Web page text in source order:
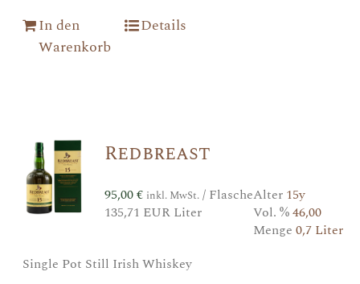
In den
Warenkorb
Details
Redbreast
95,00€ inkl. MwSt. / Flasche
135,71 EUR Liter
Alter 15y
Vol. %46,00
Menge0,7 Liter
Single Pot Still Irish Whiskey